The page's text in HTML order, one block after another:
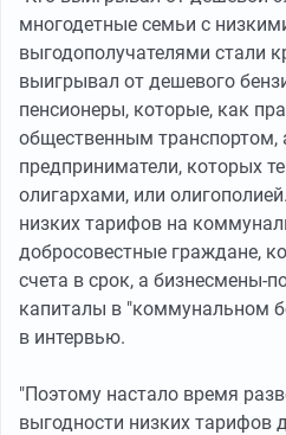
многодетные семьи с
выгодополучателями стали
выигрывал от дешевого
пенсионеры, которые, как
общественным транспортом,
предприниматели, которых
олигархами, или
низких тарифов на
добросовестные граждане,
счета в срок, а бизнесмены-
капиталы в "коммунальном
в интервью.
"Поэтому настало время
выгодности низких